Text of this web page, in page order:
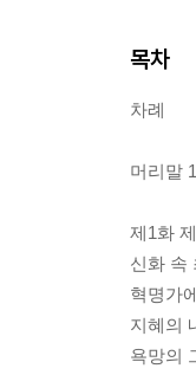
목차
차례
머리말
제1화
신화 속
혁명가
지혜의
욕망의